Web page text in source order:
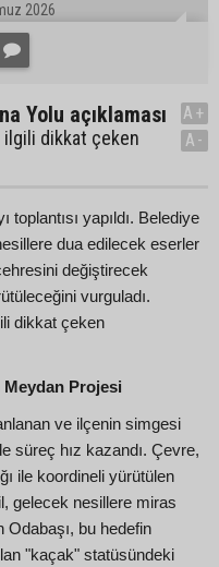
2026
Yolu açıklaması
ilgili dikkat çeken
A+
A-
yapıldı. Belediye
dua edilecek eserler
değiştirecek
vurguladı.
dikkat çeken
Meydan Projesi
ve ilçenin simgesi
süreç hız kazandı. Çevre,
ile koordineli yürütülen
gelecek nesillere miras
Odabaşı, bu hedefin
"kaçak" statüsündeki